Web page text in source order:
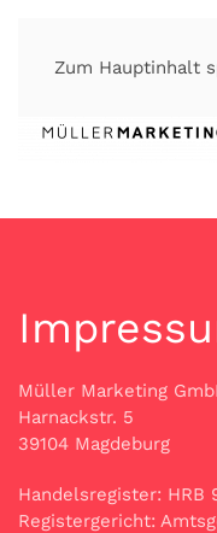
Zum Hauptinhalt
Müller Marketing
Harnackstr. 5
39104 Magdeburg
Handelsregister: HRB
Registergericht: